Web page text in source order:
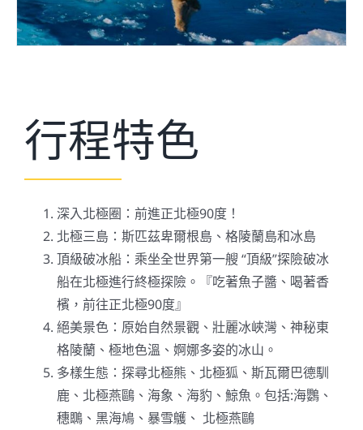
關於我們
行程特色
深入北極圈：前進正北極90度！
北極三島：斯匹茲卑爾根島、格陵蘭島和冰島
頂級破冰船：乘坐全世界第一艘 “頂級”探險破冰
船在北極進行終極探險。『吃著魚子醬、喝著香
檳，前往正北極90度』
絕美景色：原始自然景觀、壯麗冰峽灣、神秘東
格陵蘭、極地色溫、婀娜多姿的冰山。
多樣生態：探尋北極熊、北極狐、斯瓦爾巴德馴
鹿、北極燕鷗、海象、海豹、鯨魚。包括:海鸚、
穗䳭、黑海鳩、暴雪鸌、 北極燕鷗